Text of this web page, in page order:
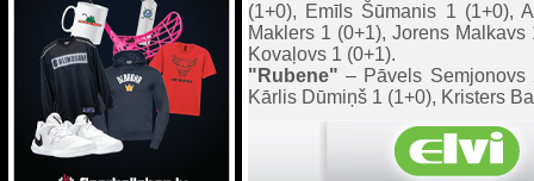
(1+0), Emīls Šūmanis 1 (1+0),
Maklers 1 (0+1), Jorens
Kovaļovs 1 (0+1).
"Rubene" – Pāvels Semjonovs
Kārlis Dūmiņš 1 (1+0), Kristers